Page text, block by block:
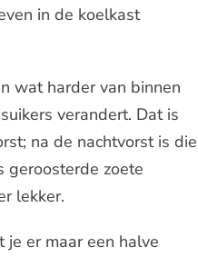
in de koelkast
wat harder van binnen
verandert. Dat is
na de nachtvorst is die
geroosterde zoete
lekker.
er maar een halve